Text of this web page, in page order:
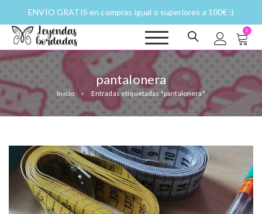
ENVÍO GRATIS en compras igual o superiores a 100€ ;)
Leyendas
bordadas |
Historias
fantásticas a
puntadas
Moda y complementos
0
pantalonera
Inicio > Entradas etiquetadas "pantalonera"